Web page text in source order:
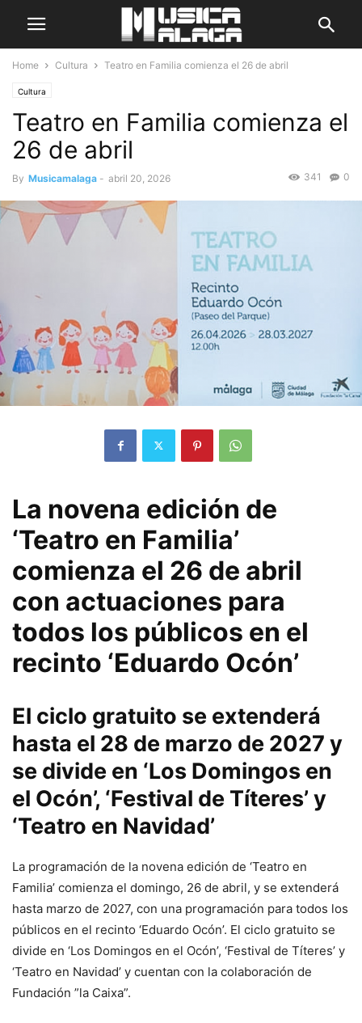
Home Cultura Teatro en Familia comienza el 26 de abril
Cultura
Teatro en Familia comienza el
26 de abril
By Musicamalaga - abril 20, 2026 0
341
La novena edición de
‘Teatro en Familia’
comienza el 26 de abril
con actuaciones para
todos los públicos en el
recinto ‘Eduardo Ocón’
El ciclo gratuito se extenderá
hasta el 28 de marzo de 2027 y
se divide en ‘Los Domingos en
el Ocón’, ‘Festival de Títeres’ y
‘Teatro en Navidad’
La programación de la novena edición de ‘Teatro en
Familia’ comienza el domingo, 26 de abril, y se extenderá
hasta marzo de 2027, con una programación para todos los
públicos en el recinto ‘Eduardo Ocón’. El ciclo gratuito se
divide en ‘Los Domingos en el Ocón’, ‘Festival de Títeres’ y
‘Teatro en Navidad’ y cuentan con la colaboración de
Fundación ”la Caixa”.